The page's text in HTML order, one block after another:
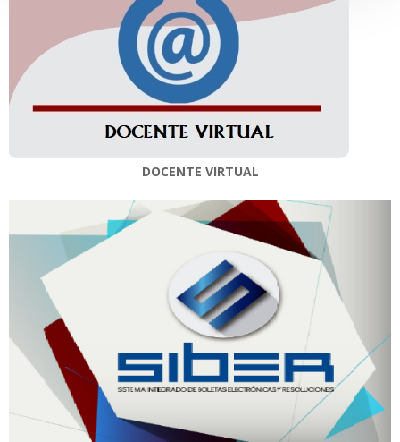
DOCENTE VIRTUAL